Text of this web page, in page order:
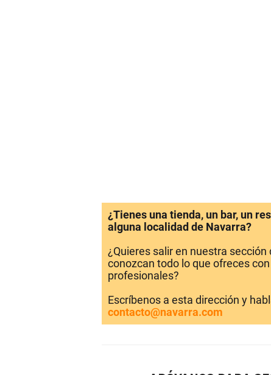
¿Tienes una tienda, un bar, un
alguna localidad de Navarra?
¿Quieres salir en nuestra sección
conozcan todo lo que ofreces
profesionales?
Escríbenos a esta dirección y
contacto@navarra.com